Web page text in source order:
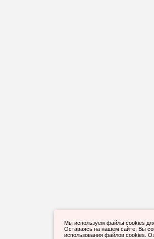
Мы используем файлы cookies
Оставаясь на нашем сайте, Вы
использования файлов cookies.